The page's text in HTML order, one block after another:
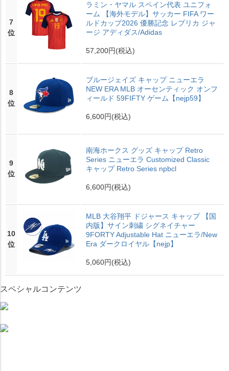
7
位
ラミン・ヤマル スペイン代表 ユニフォ
ーム 【海外モデル】サッカー FIFA ワー
ルドカップ2026 優勝記念 レプリカ ジャ
ージ アディダス/Adidas
57,200円(税込)
8
位
ブルージェイズ キャップ ニューエラ
NEW ERA MLB オーセンティック オンフ
ィールド 59FIFTY ゲーム【nejp59】
6,600円(税込)
9
位
南海ホークス グッズ キャップ Retro
Series ニューエラ Customized Classic
キャップ Retro Series npbcl
6,600円(税込)
10
位
MLB 大谷翔平 ドジャース キャップ 【国
内版】サイン刺繍 シグネイチャー
9FORTY Adjustable Hat ニューエラ/New
Era ダークロイヤル【nejp】
5,060円(税込)
スペシャルコンテンツ